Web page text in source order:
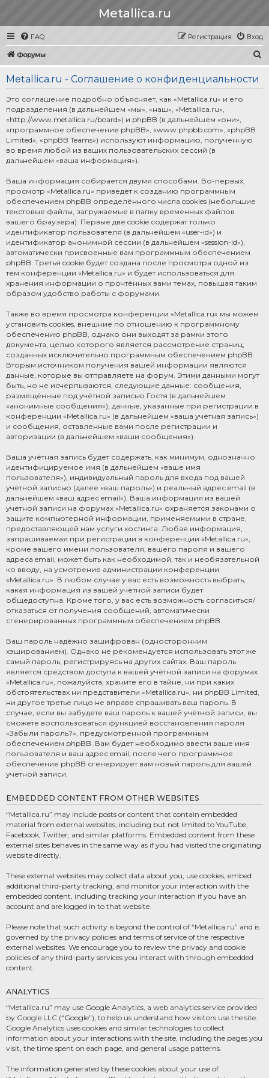
Metallica.ru
FAQ Вход
Регистрация
Форумы
Metallica.ru - Соглашение о конфиденциальности
Это соглашение подробно объясняет, как «Metallica.ru» и его
подразделения (в дальнейшем «мы», «наш», «Metallica.ru»,
«http://www.metallica.ru/board») и phpBB (в дальнейшем «они»,
«программное обеспечение phpBB», «www.phpbb.com», «phpBB
Limited», «phpBB Teams») используют информацию, полученную
во время любой из ваших пользовательских сессий (в
дальнейшем «ваша информация»).
Ваша информация собирается двумя способами. Во-первых,
просмотр «Metallica.ru» приведёт к созданию программным
обеспечением phpBB определённого числа cookies (небольшие
текстовые файлы, загружаемые в папку временных файлов
вашего браузера). Первые две cookie содержат только
идентификатор пользователя (в дальнейшем «user-id») и
идентификатор анонимной сессии (в дальнейшем «session-id»),
автоматически присвоенные вам программным обеспечением
phpBB. Третья cookie будет создана после просмотра одной из
тем конференции «Metallica.ru» и будет использоваться для
хранения информации о прочтённых вами темах, повышая таким
образом удобство работы с форумами.
Также во время просмотра конференции «Metallica.ru» мы можем
установить cookies, внешние по отношению к программному
обеспечению phpBB, однако они выходят за рамки этого
документа, целью которого является рассмотрение страниц,
созданных исключительно программным обеспечением phpBB.
Вторым источником получения вашей информации являются
данные, которые вы отправляете на форум. Этими данными могут
быть, но не исчерпываются, следующие данные: сообщения,
размещённые под учётной записью Гостя (в дальнейшем
«анонимные сообщения»), данные, указанные при регистрации в
конференции «Metallica.ru» (в дальнейшем «ваша учётная запись»)
и сообщения, оставленные вами после регистрации и
авторизации (в дальнейшем «ваши сообщения»).
Ваша учётная запись будет содержать, как минимум, однозначно
идентифицируемое имя (в дальнейшем «ваше имя
пользователя»), индивидуальный пароль для входа под вашей
учётной записью (далее «ваш пароль») и реальный адрес email (в
дальнейшем «ваш адрес email»). Ваша информация из вашей
учётной записи на форумах «Metallica.ru» охраняется законами о
защите компьютерной информации, применяемыми в стране,
предоставляющей нам услуги хостинга. Любая информация,
запрашиваемая при регистрации в конференции «Metallica.ru»,
кроме вашего имени пользователя, вашего пароля и вашего
адреса email, может быть как необходимой, так и необязательной
ко вводу, на усмотрение администрации конференции
«Metallica.ru». В любом случае у вас есть возможность выбрать,
какая информация из вашей учётной записи будет
общедоступна. Кроме того, у вас есть возможность согласиться/
отказаться от получения сообщений, автоматически
сгенерированных программным обеспечением phpBB.
Ваш пароль надёжно зашифрован (односторонним
хэшированием). Однако не рекомендуется использовать этот же
самый пароль, регистрируясь на других сайтах. Ваш пароль
является средством доступа к вашей учётной записи на форумах
«Metallica.ru», пожалуйста, храните его в тайне, ни при каких
обстоятельствах ни представители «Metallica.ru», ни phpBB Limited,
ни другое третье лицо не вправе спрашивать ваш пароль. В
случае, если вы забудете ваш пароль к вашей учётной записи, вы
сможете воспользоваться функцией восстановления пароля
«Забыли пароль?», предусмотренной программным
обеспечением phpBB. Вам будет необходимо ввести ваше имя
пользователя и ваш адрес email, после чего программное
обеспечение phpBB сгенерирует вам новый пароль для вашей
учётной записи.
EMBEDDED CONTENT FROM OTHER WEBSITES
“Metallica.ru” may include posts or content that contain embedded
material from external websites, including but not limited to YouTube,
Facebook, Twitter, and similar platforms. Embedded content from these
external sites behaves in the same way as if you had visited the originating
website directly.
These external websites may collect data about you, use cookies, embed
additional third-party tracking, and monitor your interaction with the
embedded content, including tracking your interaction if you have an
account and are logged in to that website.
Please note that such activity is beyond the control of “Metallica.ru” and is
governed by the privacy policies and terms of service of the respective
external websites. We encourage you to review the privacy and cookie
policies of any third-party services you interact with through embedded
content.
ANALYTICS
“Metallica.ru” may use Google Analytics, a web analytics service provided
by Google LLC (“Google”), to help us understand how visitors use the site.
Google Analytics uses cookies and similar technologies to collect
information about your interactions with the site, including the pages you
visit, the time spent on each page, and general usage patterns.
The information generated by these cookies about your use of